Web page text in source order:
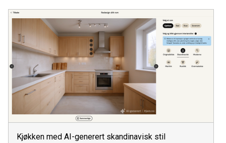
Kjøkken med AI-generert skandinavisk stil